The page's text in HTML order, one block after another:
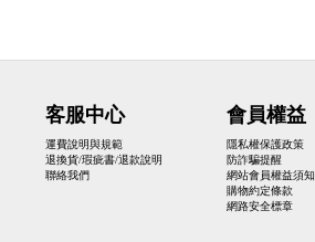
客服中心
運費說明與規範
退換貨/瑕疵書/退款說明
聯絡我們
會員權益
隱私權保護政策
防詐騙提醒
網站會員權益須知
購物約定條款
網路安全標章